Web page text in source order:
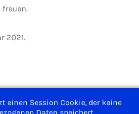
2021.
einen Session Cookie, der keine